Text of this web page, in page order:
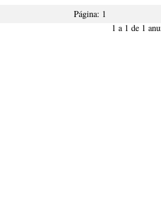
Página: 1
1 a 1 de 1